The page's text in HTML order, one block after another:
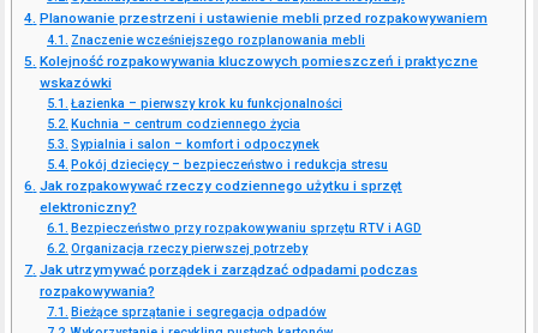
Planowanie przestrzeni i ustawienie mebli przed rozpakowywaniem
Znaczenie wcześniejszego rozplanowania mebli
Kolejność rozpakowywania kluczowych pomieszczeń i praktyczne
wskazówki
Łazienka – pierwszy krok ku funkcjonalności
Kuchnia – centrum codziennego życia
Sypialnia i salon – komfort i odpoczynek
Pokój dziecięcy – bezpieczeństwo i redukcja stresu
Jak rozpakowywać rzeczy codziennego użytku i sprzęt
elektroniczny?
Bezpieczeństwo przy rozpakowywaniu sprzętu RTV i AGD
Organizacja rzeczy pierwszej potrzeby
Jak utrzymywać porządek i zarządzać odpadami podczas
rozpakowywania?
Bieżące sprzątanie i segregacja odpadów